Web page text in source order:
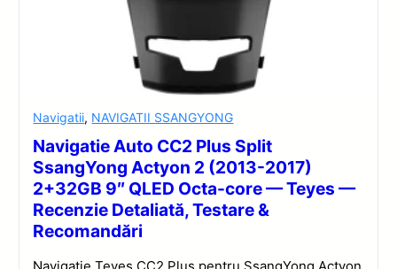
Navigatii, NAVIGATII SSANGYONG
Navigatie Auto CC2 Plus Split
SsangYong Actyon 2 (2013-2017)
2+32GB 9″ QLED Octa-core — Teyes —
Recenzie Detaliată, Testare &
Recomandări